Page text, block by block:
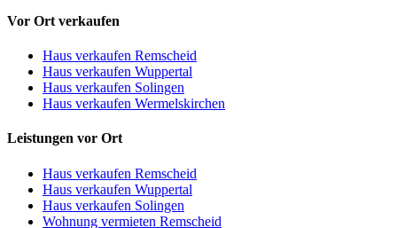
Vor Ort verkaufen
Haus verkaufen Remscheid
Haus verkaufen Wuppertal
Haus verkaufen Solingen
Haus verkaufen Wermelskirchen
Leistungen vor Ort
Haus verkaufen Remscheid
Haus verkaufen Wuppertal
Haus verkaufen Solingen
Wohnung vermieten Remscheid